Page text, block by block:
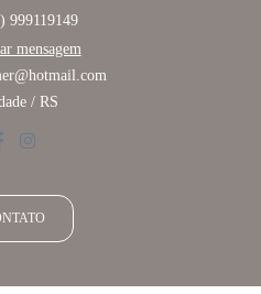
999119149
mensagem
/ RS